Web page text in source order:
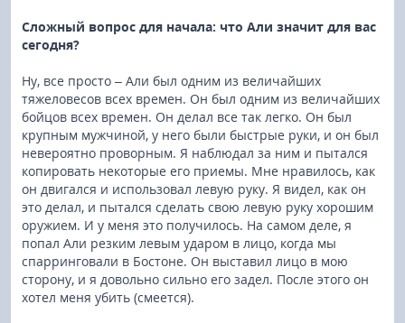
Сложный вопрос для начала: что Али значит для вас
сегодня?
Ну, все просто – Али был одним из величайших
тяжеловесов всех времен. Он был одним из величайших
бойцов всех времен. Он делал все так легко. Он был
крупным мужчиной, у него были быстрые руки, и он был
невероятно проворным. Я наблюдал за ним и пытался
копировать некоторые его приемы. Мне нравилось, как
он двигался и использовал левую руку. Я видел, как он
это делал, и пытался сделать свою левую руку хорошим
оружием. И у меня это получилось. На самом деле, я
попал Али резким левым ударом в лицо, когда мы
спарринговали в Бостоне. Он выставил лицо в мою
сторону, и я довольно сильно его задел. После этого он
хотел меня убить (смеется).